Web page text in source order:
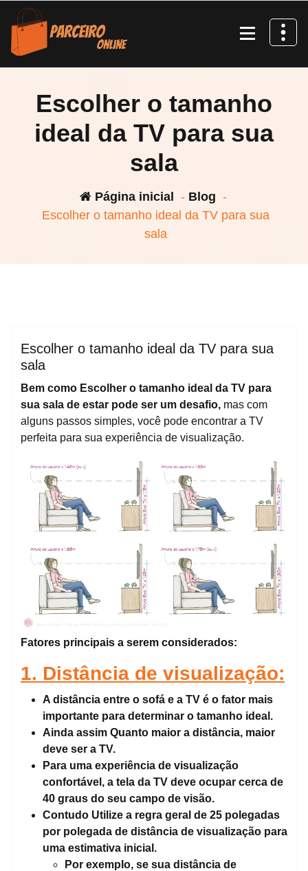
Pular
para
conteúdo
Escolher o tamanho
ideal da TV para sua
sala
Página inicial - Blog -
Escolher o tamanho ideal da TV para sua
sala
Blog
Escolher o tamanho ideal da TV para sua
sala
Bem como Escolher o tamanho ideal da TV para
sua sala de estar pode ser um desafio, mas com
alguns passos simples, você pode encontrar a TV
perfeita para sua experiência de visualização.
Fatores principais a serem considerados:
1. Distância de visualização:
A distância entre o sofá e a TV é o fator mais
importante para determinar o tamanho ideal.
Ainda assim Quanto maior a distância, maior
deve ser a TV.
Para uma experiência de visualização
confortável, a tela da TV deve ocupar cerca de
40 graus do seu campo de visão.
Contudo Utilize a regra geral de 25 polegadas
por polegada de distância de visualização para
uma estimativa inicial.
Por exemplo, se sua distância de